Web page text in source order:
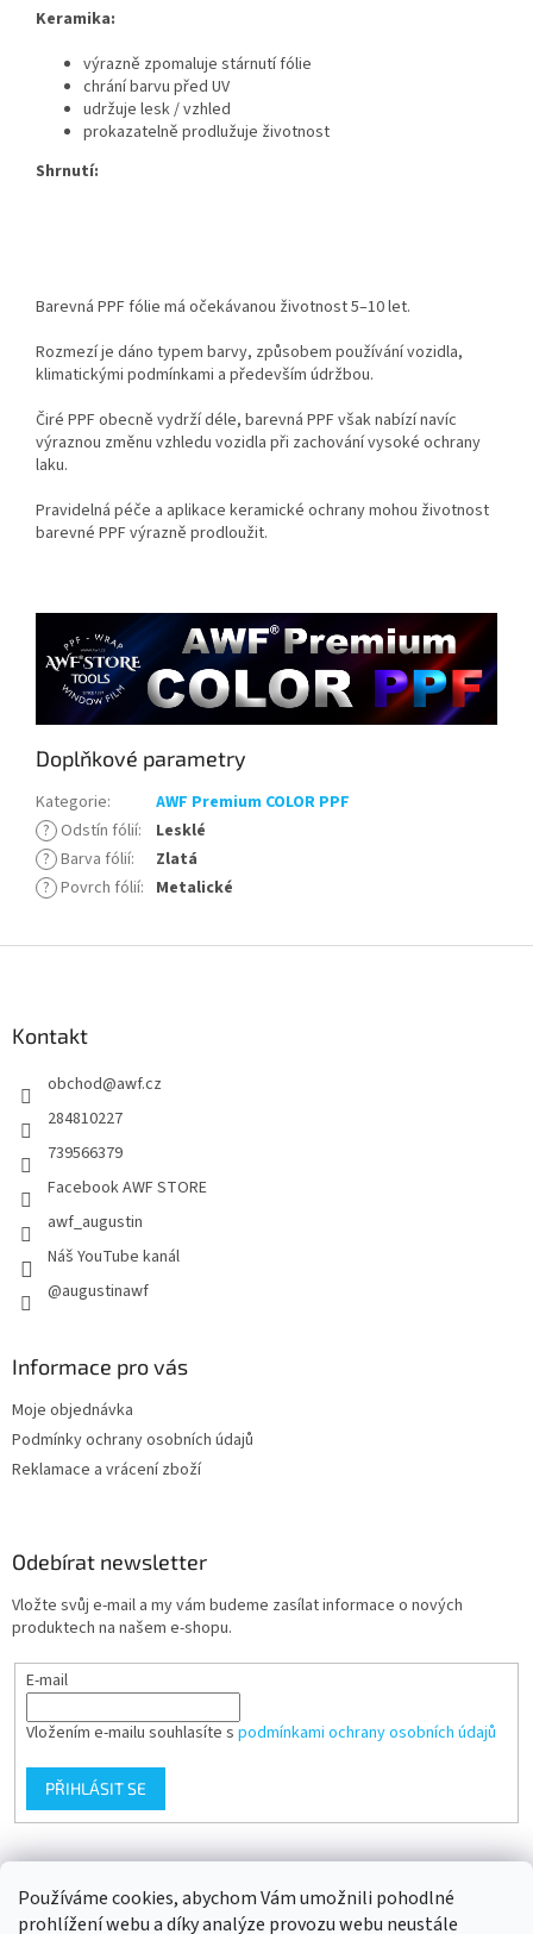
Používáme cookies, abychom Vám umožnili pohodlné
prohlížení webu a díky analýze provozu webu neustále
Keramika:
výrazně zpomaluje stárnutí fólie
chrání barvu před UV
udržuje lesk / vzhled
prokazatelně prodlužuje životnost
Shrnutí:
Barevná PPF fólie má očekávanou životnost 5–10 let.
Rozmezí je dáno typem barvy, způsobem používání vozidla,
klimatickými podmínkami a především údržbou.
Čiré PPF obecně vydrží déle, barevná PPF však nabízí navíc
výraznou změnu vzhledu vozidla při zachování vysoké ochrany
laku.
Pravidelná péče a aplikace keramické ochrany mohou životnost
barevné PPF výrazně prodloužit.
Doplňkové parametry
Kategorie:
AWF Premium COLOR PPF
? Odstín fólií:
Lesklé
? Barva fólií:
Zlatá
? Povrch fólií: Metalické
Kontakt
obchod@awf.cz
284810227
739566379
Facebook AWF STORE
awf_augustin
Náš YouTube kanál
@augustinawf
Informace pro vás
Moje objednávka
Podmínky ochrany osobních údajů
Reklamace a vrácení zboží
Odebírat newsletter
Vložte svůj e-mail a my vám budeme zasílat informace o nových
produktech na našem e-shopu.
E-mail
Vložením e-mailu souhlasíte s podmínkami ochrany osobních údajů
PŘIHLÁSIT SE